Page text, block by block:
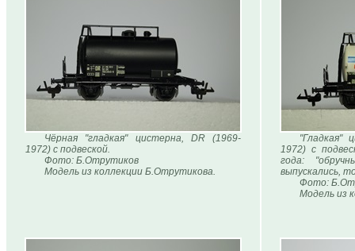
Чёрная "гладкая" цистерна, DR (1969-
1972) с подвеской.
Фото: Б.Отрутиков
Модель из коллекции Б.Отрутикова.
"Гладкая"
1972) с
года:
выпускались,
Фото:
Модель из